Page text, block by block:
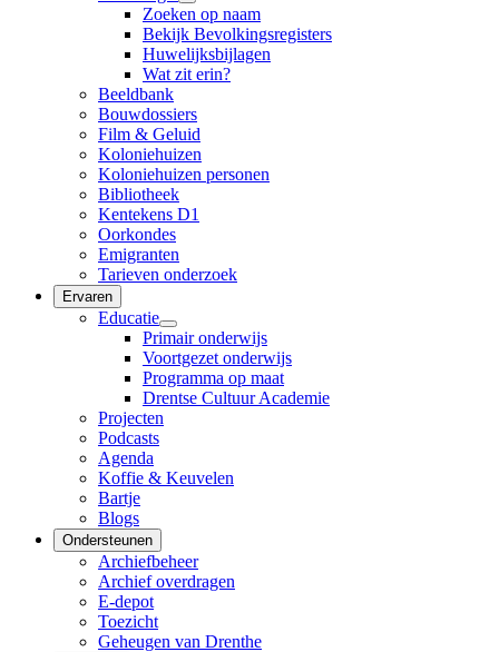
Zoeken op naam
Bekijk Bevolkingsregisters
Huwelijksbijlagen
Wat zit erin?
Beeldbank
Bouwdossiers
Film & Geluid
Koloniehuizen
Koloniehuizen personen
Bibliotheek
Kentekens D1
Oorkondes
Emigranten
Tarieven onderzoek
Ervaren
Educatie
Primair onderwijs
Voortgezet onderwijs
Programma op maat
Drentse Cultuur Academie
Projecten
Podcasts
Agenda
Koffie & Keuvelen
Bartje
Blogs
Ondersteunen
Archiefbeheer
Archief overdragen
E-depot
Toezicht
Geheugen van Drenthe